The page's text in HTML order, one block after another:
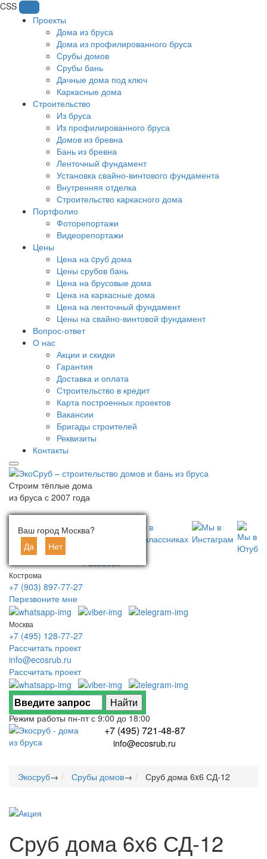
CSS
Проекты
Дома из бруса
Дома из профилированного бруса
Срубы домов
Срубы бань
Дачные дома под ключ
Каркасные дома
Строительство
Из бруса
Из профилированного бруса
Домов из бревна
Бань из бревна
Ленточный фундамент
Установка свайно-винтового фундамента
Внутренняя отделка
Строительство каркасного дома
Портфолио
Фоторепортажи
Видеорепортажи
Цены
Цена на cруб дома
Цены срубов бань
Цена на брусовые дома
Цена на каркасные дома
Цена на ленточный фундамент
Цены на свайно-винтовой фундамент
Вопрос-ответ
О нас
Акции и скидки
Гарантия
Доставка и оплата
Строительство в кредит
Карта построенных проектов
Вакансии
Бригады строителей
Реквизиты
Контакты
Строим тёплые дома
из бруса с 2007 года
Ваш город:
Ваш город Москва?
Да
Нет
Кострома
+7 (903) 897-77-27
Перезвоните мне
Москва
+7 (495) 128-77-27
Рассчитать проект
info@ecosrub.ru
Рассчитать проект
Режим работы пн-пт с 9:00 до 18:00
+7 (495) 721-48-87
info@ecosrub.ru
Экосруб→ Срубы домов→ Сруб дома 6x6 СД-12
Сруб дома 6x6 СД-12